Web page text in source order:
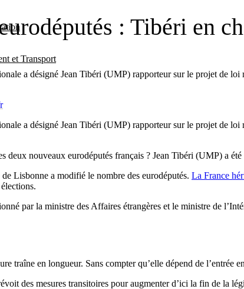
et Transport
: Tibéri en
a désigné Jean Tibéri (UMP) rapporteur sur le projet de
a désigné Jean Tibéri (UMP) rapporteur sur le projet de
deux nouveaux eurodéputés français ? Jean Tibéri (UMP) a
Lisbonne a modifié le nombre des eurodéputés. La France
par la ministre des Affaires étrangères et le ministre de
traîne en longueur. Sans compter qu’elle dépend de l’entrée
des mesures transitoires pour augmenter d’ici la fin de la